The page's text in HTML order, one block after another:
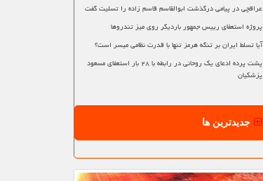
عراقچی در پیامی درگذشت ابوالقاسم قاسم زاده را تسلیت گفت
پروژه استعفای رییس جمهور باردیگر روی میز تندروها
آیا تسلط ایران بر تنگه هرمز تنها با قدرت نظامی میسر است؟
پشت پرده ادعای یک روحانی در رابطه با ۲۸ بار استعفای مسعود
پزشکیان
جدیدترین ها